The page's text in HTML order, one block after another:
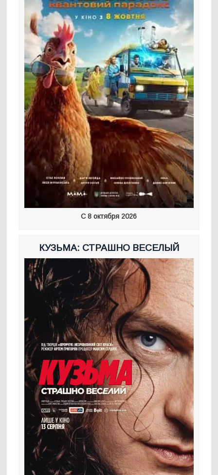
С 8 октября 2026
КУЗЬМА: СТРАШНО ВЕСЕЛЫЙ